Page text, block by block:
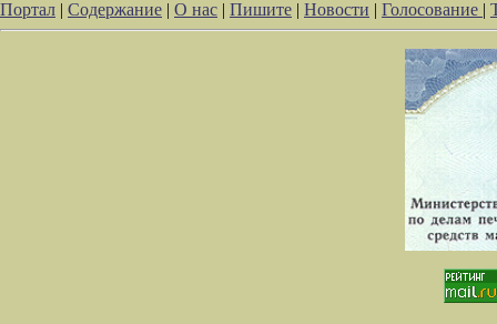
Портал | Содержание | О нас | Пишите | Новости | Голосование |